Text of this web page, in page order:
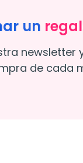
un
newsletter
de cada